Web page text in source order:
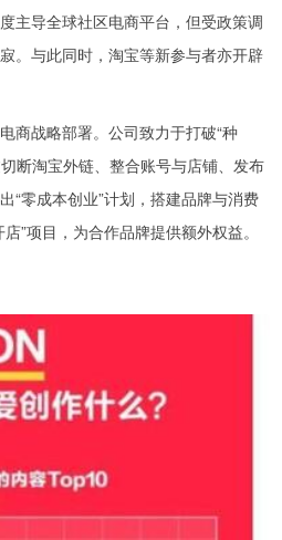
主导全球社区电商平台，但受政策调
。与此同时，淘宝等新参与者亦开辟
商战略部署。公司致力于打破“种
断淘宝外链、整合账号与店铺、发布
“零成本创业”计划，搭建品牌与消费
”项目，为合作品牌提供额外权益。